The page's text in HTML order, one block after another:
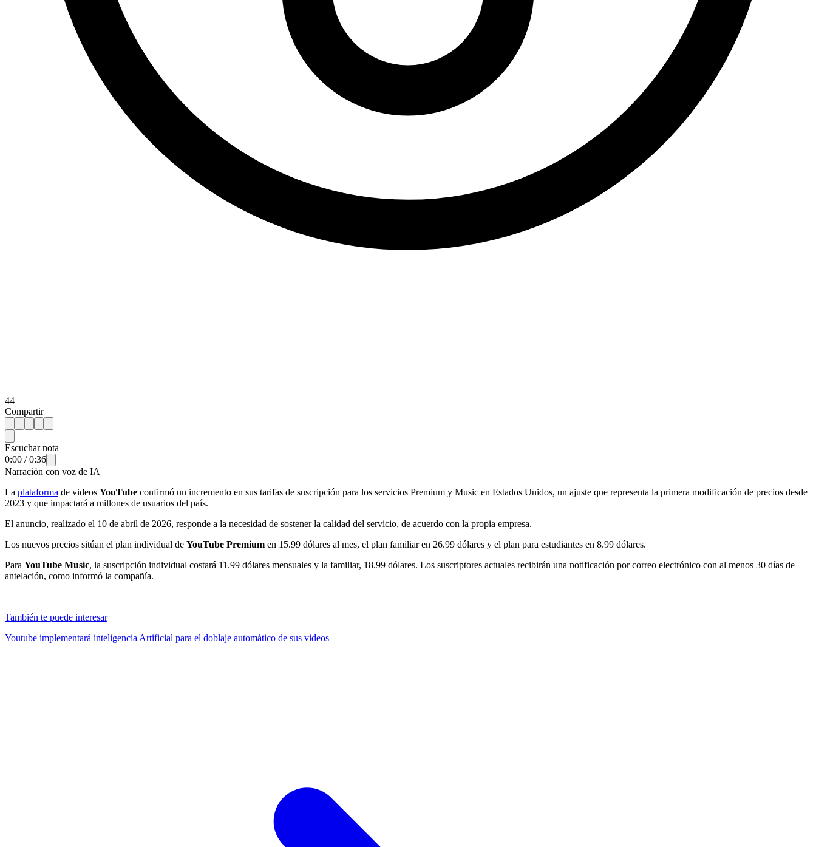
44
Compartir
Escuchar nota
0:00 /0:36
Narración con voz de IA
La plataforma de videos YouTube confirmó un incremento en sus tarifas de suscripción para los servicios Premium y Music en Estados Unidos, un ajuste que representa la primera modificación de precios desde
2023 y que impactará a millones de usuarios del país.
El anuncio, realizado el 10 de abril de 2026, responde a la necesidad de sostener la calidad del servicio, de acuerdo con la propia empresa.
Los nuevos precios sitúan el plan individual de YouTube Premium en 15.99 dólares al mes, el plan familiar en 26.99 dólares y el plan para estudiantes en 8.99 dólares.
Para YouTube Music, la suscripción individual costará 11.99 dólares mensuales y la familiar, 18.99 dólares. Los suscriptores actuales recibirán una notificación por correo electrónico con al menos 30 días de
antelación, como informó la compañía.
También te puede interesar
Youtube implementará inteligencia Artificial para el doblaje automático de sus videos